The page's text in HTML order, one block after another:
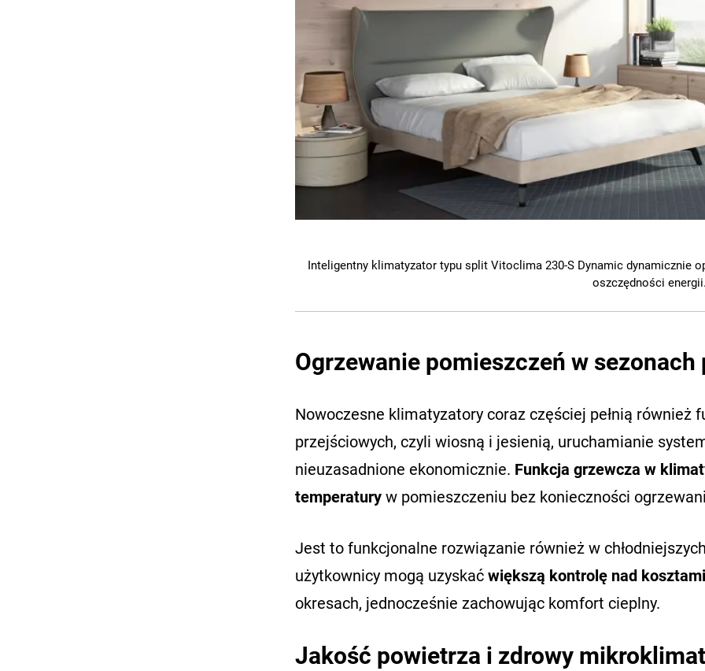
Inteligentny klimatyzator typu split Vitoclima 230-S Dynamic dynamicznie
oszczędności
Ogrzewanie pomieszczeń w
Nowoczesne klimatyzatory coraz częściej pełnią również
przejściowych, czyli wiosną i jesienią, uruchamianie
nieuzasadnione ekonomicznie. Funkcja grzewcza w
temperatury w pomieszczeniu bez konieczności
Jest to funkcjonalne rozwiązanie również w
użytkownicy mogą uzyskać większą kontrolę nad
okresach, jednocześnie zachowując komfort cieplny.
Jakość powietrza i zdrowy